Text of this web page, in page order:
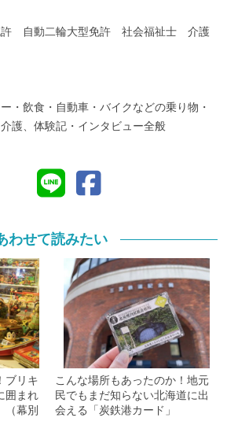
許 自動二輪大型免許 社会福祉士 介護
・飲食・自動車・バイクなどの乗り物・
護、体験記・インタビュー全般
わせて読みたい
ブリキ
囲まれ
（幕別
こんな場所もあったのか！地元
民でもまだ知らない北海道に出
会える「炭鉄港カード」